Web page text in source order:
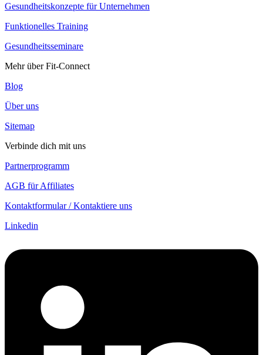
Gesundheitskonzepte für Unternehmen
Funktionelles Training
Gesundheitsseminare
Mehr über Fit-Connect
Blog
Über uns
Sitemap
Verbinde dich mit uns
Partnerprogramm
AGB für Affiliates
Kontaktformular / Kontaktiere uns
Linkedin